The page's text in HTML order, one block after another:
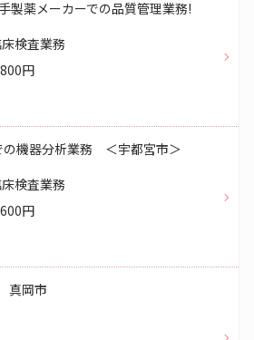
製薬メーカーでの品質管理業務!
検査業務
円
の機器分析業務 ＜宇都宮市＞
検査業務
円
岡市